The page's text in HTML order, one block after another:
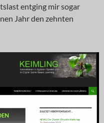
entging mir sogar
Jahr den zehnten